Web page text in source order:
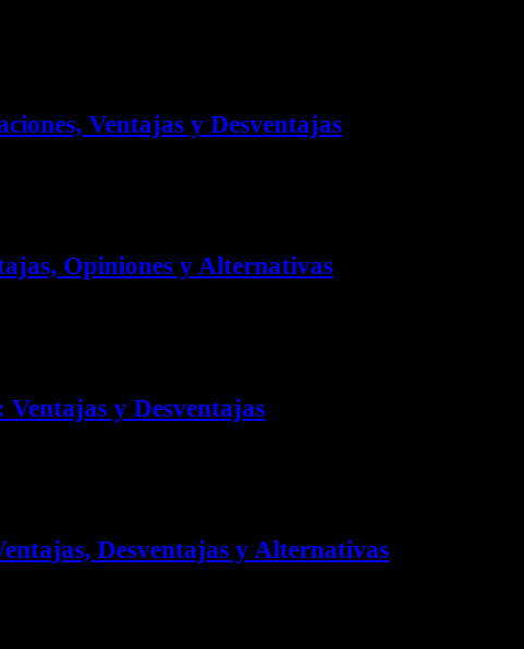
Ventajas y Desventajas
Opiniones y Alternativas
Ventajas y Desventajas
Desventajas y Alternativas